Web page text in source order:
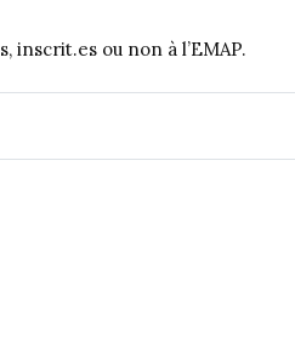
inscrit.es ou non à l’EMAP.